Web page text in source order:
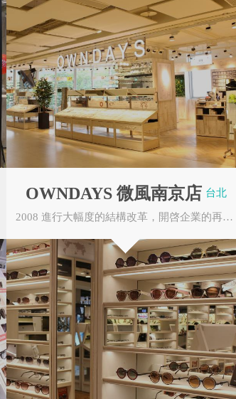
國軍歷史文物館 國立臺灣大學
寶島鐘錶 永康商圈
OWNDAYS 微風南京店 台北
2008 進行大幅度的結構改革，開啓企業的再生。田中修治（現任代表董事）以個人第三者身份...